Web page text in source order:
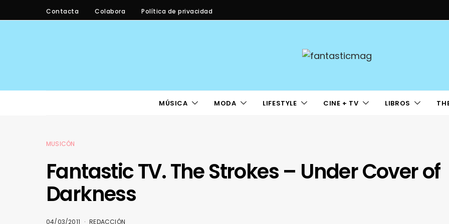
Contacta Colabora Política de privacidad
MÚSICA MODA LIFESTYLE CINE + TV LIBROS
MUSICÓN
Fantastic TV. The Strokes – Under Cover of
Darkness
04/03/2011 REDACCIÓN